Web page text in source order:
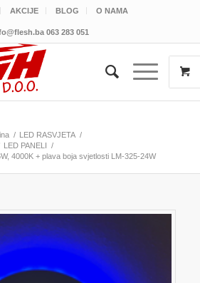
AKCIJE BLOG O NAMA
063 283 051
/ LED RASVJETA /
LED PANELI /
4000K + plava boja svjetlosti LM-325-24W